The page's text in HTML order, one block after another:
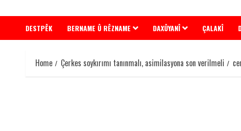
DESTPÊK BERNAME Û RÊZNAME DAXÛYANÎ ÇALAKÎ
Home Çerkes soykırımı tanınmalı, asimilasyona son verilmeli